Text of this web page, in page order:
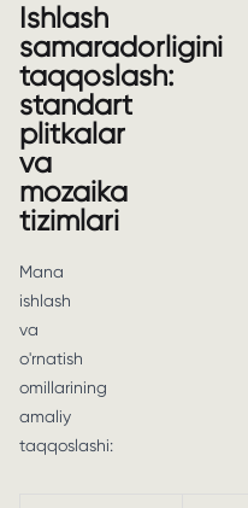
Ishlash
samaradorligini
taqqoslash:
standart
plitkalar
va
mozaika
tizimlari
Mana
ishlash
va
o'rnatish
omillarining
amaliy
taqqoslashi: